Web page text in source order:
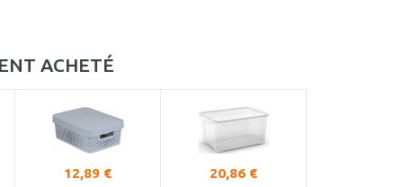
ACHETÉ
12,89 € 20,86 €